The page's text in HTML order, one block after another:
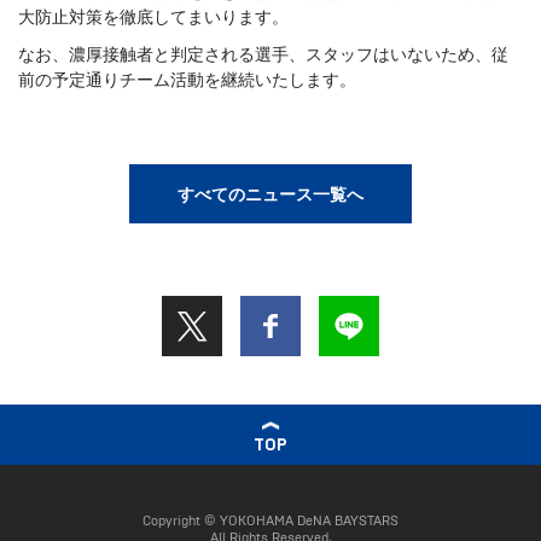
大防止対策を徹底してまいります。
なお、濃厚接触者と判定される選手、スタッフはいないため、従
前の予定通りチーム活動を継続いたします。
すべてのニュース一覧へ
TOP
Copyright © YOKOHAMA DeNA BAYSTARS
All Rights Reserved.